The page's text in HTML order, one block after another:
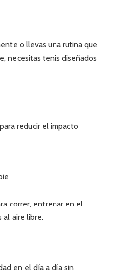
o llevas una rutina que
necesitas tenis diseñados
reducir el impacto
correr, entrenar en el
al aire libre.
en el día a día sin